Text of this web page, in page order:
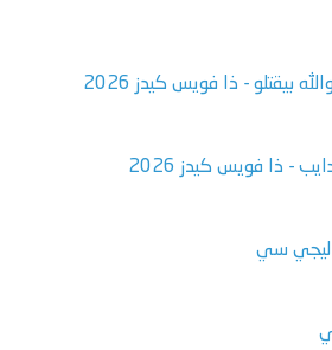
بيقتلو - ذا فويس كيدز 2026
- ذا فويس كيدز 2026
سي